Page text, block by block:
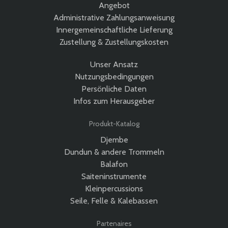
Angebot
Administrative Zahlungsanweisung
Innergemeinschaftliche Lieferung
Zustellung & Zustellungskosten
Unser Ansatz
Nutzungsbedingungen
Persönliche Daten
Infos zum Herausgeber
Produkt-Katalog
Djembe
Dundun & andere Trommeln
Balafon
Saiteninstrumente
Kleinpercussions
Seile, Felle & Kalebassen
Partenaires